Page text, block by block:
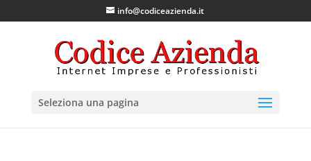
info@codiceazienda.it
Seleziona una pagina